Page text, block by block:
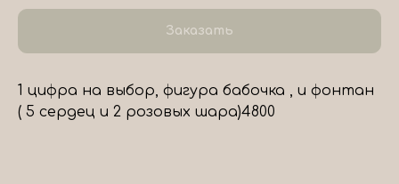
Заказать
1 цифра на выбор, фигура бабочка , и фонтан
( 5 сердец и 2 розовых шара)4800